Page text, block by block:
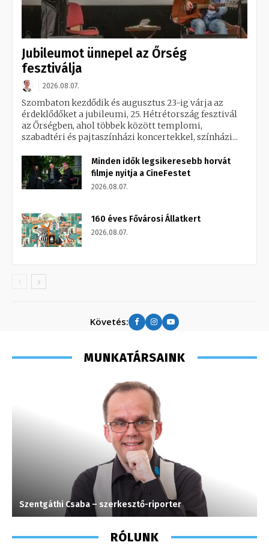
Jubileumot ünnepel az Őrség
fesztiválja
2026.08.07.
Szombaton kezdődik és augusztus 23-ig várja az
érdeklődőket a jubileumi, 25. Hétrétország fesztivál
az Őrségben, ahol többek között templomi,
szabadtéri és pajtaszínházi koncertekkel, színházi...
Minden idők legsikeresebb horvát
filmje nyitja a CineFestet
2026.08.07.
160 éves Fővárosi Állatkert
2026.08.07.
Követés:
MUNKATÁRSAINK
Szentgáthi Csaba – szerkesztő-riporter
RÓLUNK